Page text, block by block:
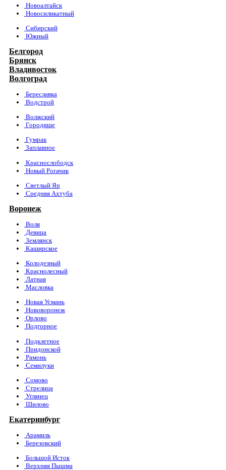
Новоалтайск
Новосиликатный
Сибирский
Южный
Белгород
Брянск
Владивосток
Волгоград
Береславка
Водстрой
Волжский
Городище
Гумрак
Заплавное
Краснослободск
Новый Рогачик
Светлый Яр
Средняя Ахтуба
Воронеж
Воля
Девица
Землянск
Каширское
Колодезный
Краснолесный
Латная
Масловка
Новая Усмань
Нововоронеж
Орлово
Подгорное
Подклетное
Придонской
Рамонь
Семилуки
Сомово
Стрелица
Углянец
Шилово
Екатеринбург
Арамиль
Березовский
Большой Исток
Верхняя Пышма